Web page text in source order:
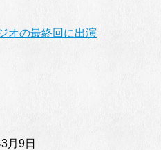
オの最終回に出演
月9日